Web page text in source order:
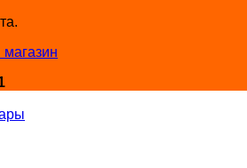
магазин